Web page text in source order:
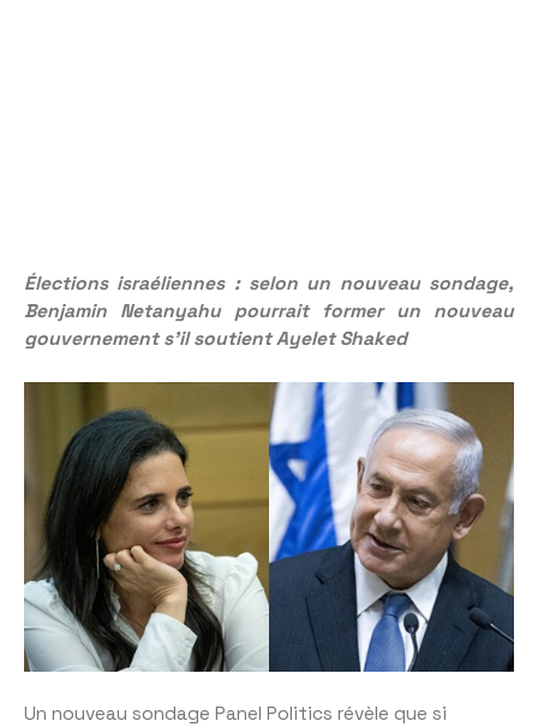
Élections israéliennes : selon un nouveau sondage,
Benjamin Netanyahu pourrait former un nouveau
gouvernement s’il soutient Ayelet Shaked
Un nouveau sondage Panel Politics révèle que si